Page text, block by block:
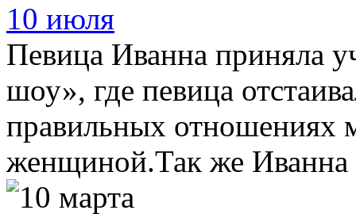
10 июля
Певица Иванна приняла
шоу», где певица
правильных
женщиной.Так же Иванна